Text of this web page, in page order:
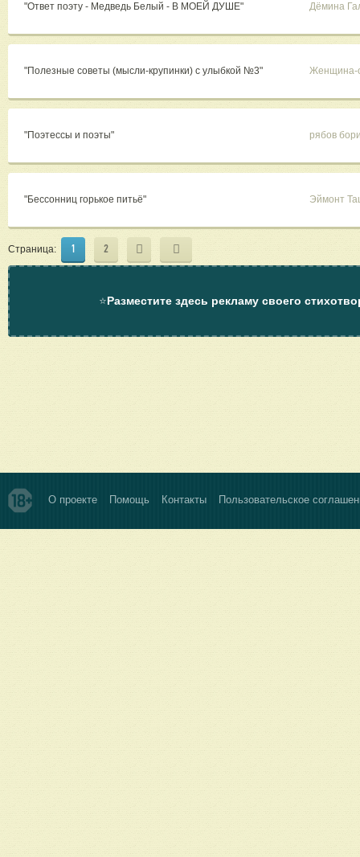
"Ответ поэту - Медведь Белый - В МОЕЙ ДУШЕ" Дёмина
"Полезные советы (мысли-крупинки) с улыбкой №3" Женщина-
"Поэтессы и поэты" рябов
"Бессонниц горькое питьё" Эймонт
Страница: 1 2
⭐Разместите здесь рекламу своего
О проекте Помощь Контакты Пользовательское